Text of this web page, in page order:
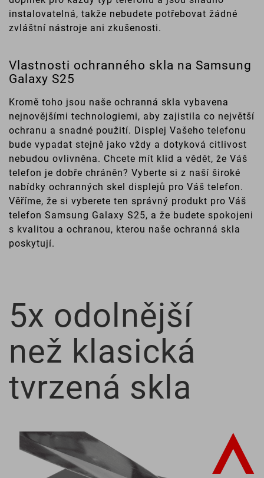
instalovatelná, takže nebudete potřebovat žádné
zvláštní nástroje ani zkušenosti.
Vlastnosti ochranného skla na Samsung
Galaxy S25
Kromě toho jsou naše ochranná skla vybavena
nejnovějšími technologiemi, aby zajistila co největší
ochranu a snadné použití. Displej Vašeho telefonu
bude vypadat stejně jako vždy a dotyková citlivost
nebudou ovlivněna. Chcete mít klid a vědět, že Váš
telefon je dobře chráněn? Vyberte si z naší široké
nabídky ochranných skel displejů pro Váš telefon.
Věříme, že si vyberete ten správný produkt pro Váš
telefon Samsung Galaxy S25, a že budete spokojeni
s kvalitou a ochranou, kterou naše ochranná skla
poskytují.
5x odolnější
než klasická
tvrzená skla